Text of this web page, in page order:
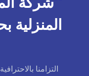
التزامنا